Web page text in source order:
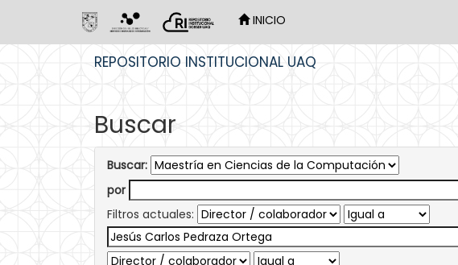
INICIO
REPOSITORIO INSTITUCIONAL UAQ
Buscar
Buscar:
por
Filtros actuales: